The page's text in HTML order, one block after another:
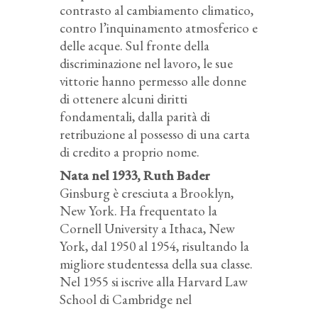
contrasto al cambiamento climatico,
contro l’inquinamento atmosferico e
delle acque. Sul fronte della
discriminazione nel lavoro, le sue
vittorie hanno permesso alle donne
di ottenere alcuni diritti
fondamentali, dalla parità di
retribuzione al possesso di una carta
di credito a proprio nome.
Nata nel 1933, Ruth Bader
Ginsburg è cresciuta a Brooklyn,
New York. Ha frequentato la
Cornell University a Ithaca, New
York, dal 1950 al 1954, risultando la
migliore studentessa della sua classe.
Nel 1955 si iscrive alla Harvard Law
School di Cambridge nel